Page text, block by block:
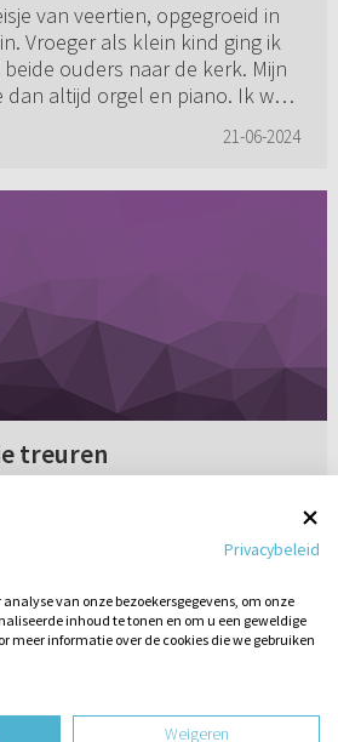
van veertien, opgegroeid in
Vroeger als klein kind ging ik
ouders naar de kerk. Mijn
dan altijd orgel en piano. Ik was
21-06-2024
treuren
heeft aan Christus. Een
hij of zij God kwijt is? Of
21-06-2008
design website dooreen vraag
Privacybeleid
van onze bezoekersgegevens, om onze
inhoud te tonen en om u een geweldige
meer informatie over de cookies die we gebruiken
Weigeren